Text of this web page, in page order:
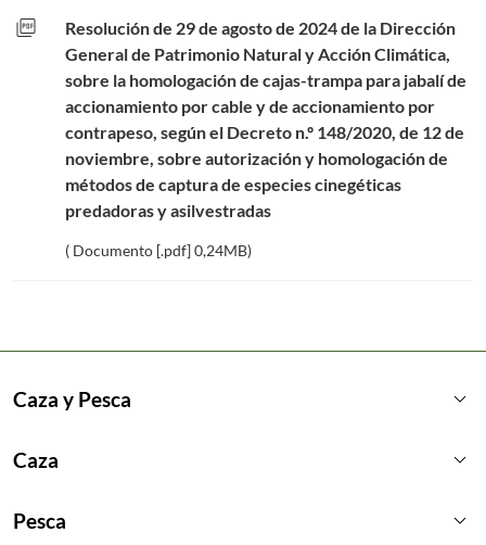
picture_as_pdf
Resolución de 29 de agosto de 2024 de la Dirección
General de Patrimonio Natural y Acción Climática,
sobre la homologación de cajas-trampa para jabalí de
accionamiento por cable y de accionamiento por
contrapeso, según el Decreto n.º 148/2020, de 12 de
noviembre, sobre autorización y homologación de
métodos de captura de especies cinegéticas
predadoras y asilvestradas
( Documento [.pdf] 0,24MB)
Caza y Pesca keyboard_arrow_down
Caza keyboard_arrow_down
Pesca keyboard_arrow_down